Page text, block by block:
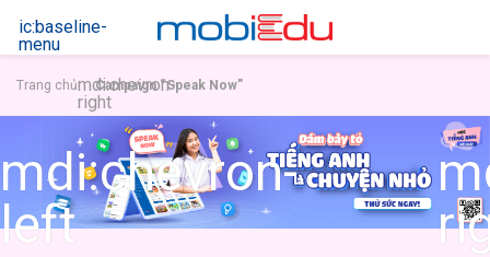
ic:baseline-
menu
Trang chủmdi:chevron-
right
Campaign “Speak Now”
mdi:chevron-
left